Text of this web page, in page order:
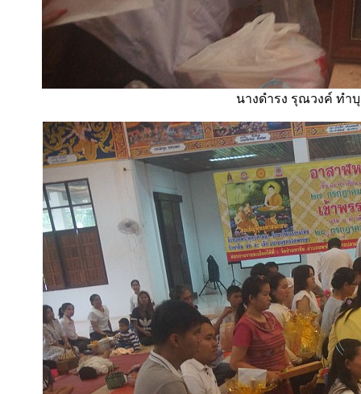
นางดำรง รุณวงค์ ทำ